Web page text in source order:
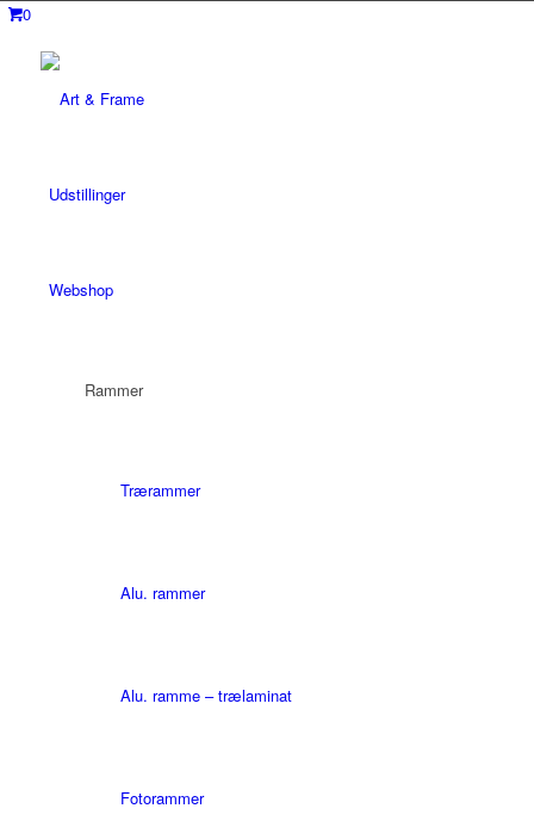
0
Udstillinger
Webshop
Rammer
Trærammer
Alu. rammer
Alu. ramme – trælaminat
Fotorammer